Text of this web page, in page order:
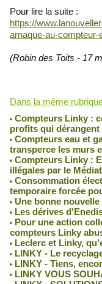
Pour lire la suite :
https://
arnaque-au-
(Robin des Toits - 17
Dans la même
Compteurs Linky :
profits qui dérangent
Compteurs eau et
transperce les murs
Compteurs Linky :
illégales par le
Consommation
temporaire forcée
Une bonne nouvelle
Les dérives
Pour une action
compteurs Linky
Leclerc et Linky,
LINKY - Le
LINKY - Tiens,
LINKY VOUS